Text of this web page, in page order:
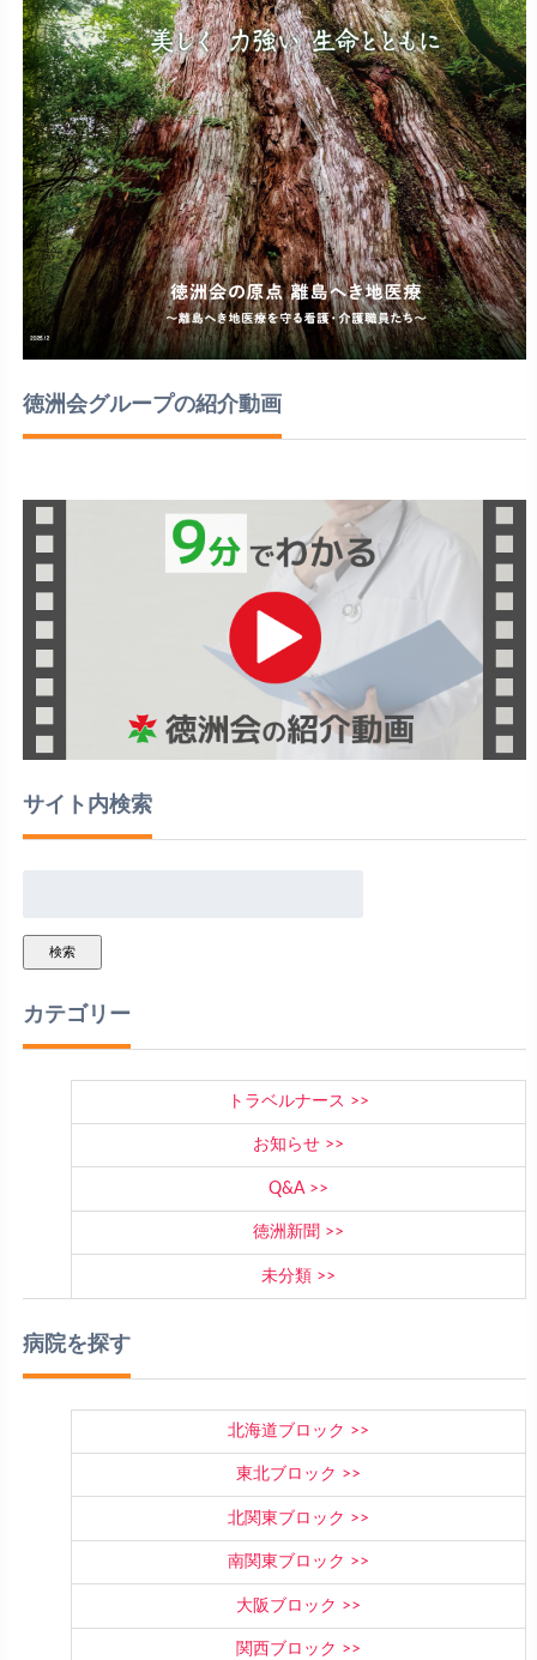
徳洲会グループの紹介動画
サイト内検索
検索
カテゴリー
トラベルナース
お知らせ
Q&A
徳洲新聞
未分類
病院を探す
北海道ブロック
東北ブロック
北関東ブロック
南関東ブロック
大阪ブロック
関西ブロック